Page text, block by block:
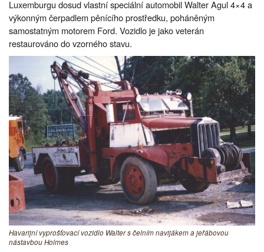
Luxemburgu dosud vlastní speciální automobil Walter Agul 4×4 a
výkonným čerpadlem pěnícího prostředku, poháněným
samostatným motorem Ford. Vozidlo je jako veterán
restaurováno do vzorného stavu.
Havarijní vyprošťovací vozidlo Walter s čelním navijákem a jeřábovou
nástavbou Holmes